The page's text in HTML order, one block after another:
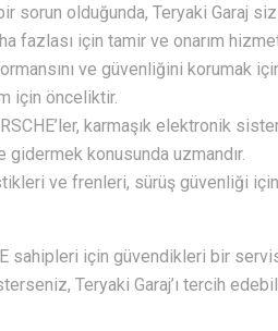
sorun olduğunda, Teryaki Garaj
fazlası için tamir ve onarım
ve güvenliğini korumak
için önceliktir.
karmaşık elektronik
konusunda uzmandır.
ve frenleri, sürüş güvenliği
sahipleri için güvendikleri bir
Teryaki Garaj’ı tercih